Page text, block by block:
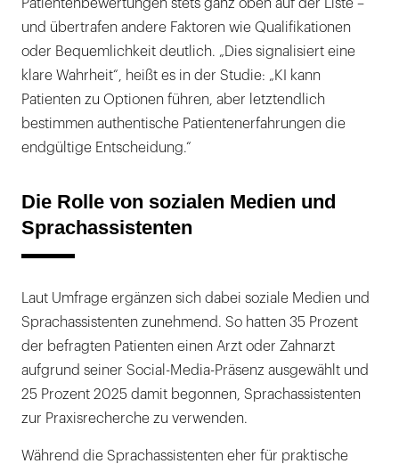
Patientenbewertungen stets ganz oben auf der Liste –
und übertrafen andere Faktoren wie Qualifikationen
oder Bequemlichkeit deutlich. „Dies signalisiert eine
klare Wahrheit“, heißt es in der Studie: „KI kann
Patienten zu Optionen führen, aber letztendlich
bestimmen authentische Patientenerfahrungen die
endgültige Entscheidung.“
Die Rolle von sozialen Medien und
Sprachassistenten
Laut Umfrage ergänzen sich dabei soziale Medien und
Sprachassistenten zunehmend. So hatten 35 Prozent
der befragten Patienten einen Arzt oder Zahnarzt
aufgrund seiner Social-Media-Präsenz ausgewählt und
25 Prozent 2025 damit begonnen, Sprachassistenten
zur Praxisrecherche zu verwenden.
Während die Sprachassistenten eher für praktische